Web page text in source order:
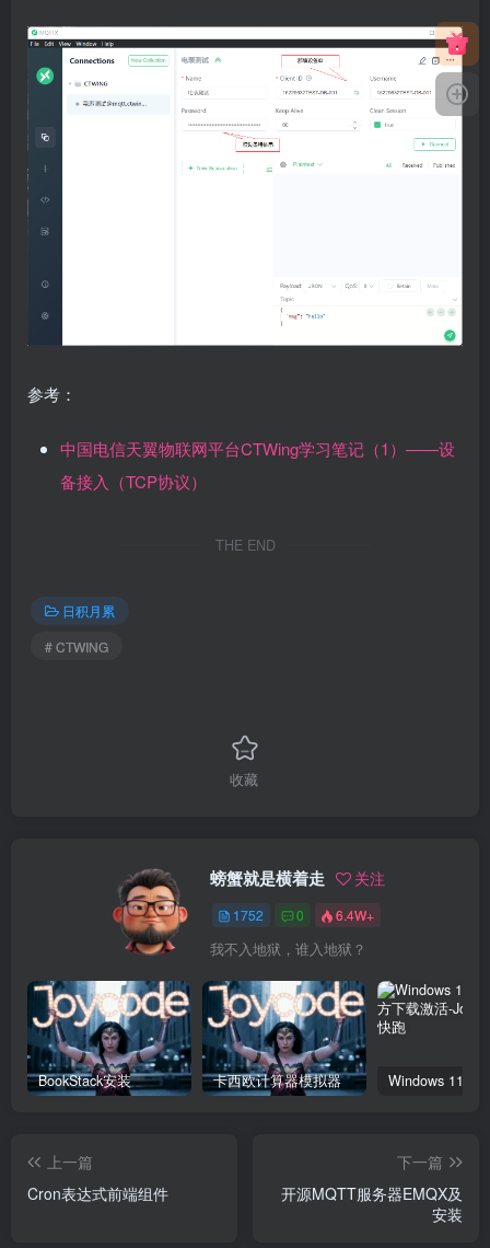
参考：
中国电信天翼物联网平台CTWing学习笔记（1）——设
备接入（TCP协议）
THE END
日积月累
# CTWING
收藏
螃蟹就是横着走 关注
1752 0 6.4W+
我不入地狱，谁入地狱？
BookStack安装 卡西欧计算器模拟器
上一篇
Cron表达式前端组件
下一篇
开源MQTT服务器EMQX及
安装